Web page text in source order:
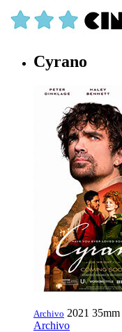
Cyrano
Archivo 2021 35mm
Archivo